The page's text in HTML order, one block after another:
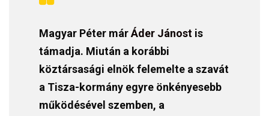
Magyar Péter márÁder Jánost is
támadja. Miután a korábbi
köztársasági elnök felemelte a szavát
a Tisza-kormány egyre önkényesebb
működésével szemben, a